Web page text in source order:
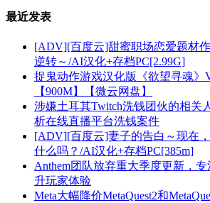
最近发表
[ADV][百度云]甜蜜职场恋爱题材
逆转～/AI汉化+存档PC[2.99G]
捉鬼动作游戏汉化版《欲望寻魂》
【900M】【微云网盘】
涉嫌土耳其Twitch洗钱团伙的相
析在线直播平台洗钱案件
[ADV][百度云]妻子的告白～现在
什么吗？/AI汉化+存档PC[385m]
Anthem团队放弃重大季度更新，
升玩家体验
Meta大幅降价MetaQuest2和